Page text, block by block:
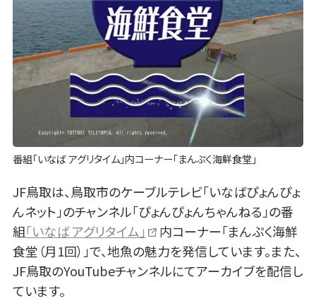
番組「いなば アグリタイム」内コーナー「まんぷく海鮮食堂」
JF鳥取は、鳥取市のケーブルテレビ「いなばぴょんぴょ
んネット」のチャンネル「ぴょんぴょんちゃんねる」の番
組「いなば アグリタイム」
内コーナー「まんぷく海鮮
食堂（月1回）」で、地魚の魅力を発信しています。また、
JF鳥取のYouTubeチャンネルにてアーカイブを配信し
ています。